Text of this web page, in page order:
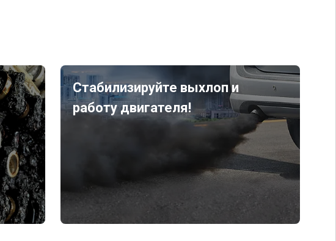
Стабилизируйте выхлоп и
работу двигателя!